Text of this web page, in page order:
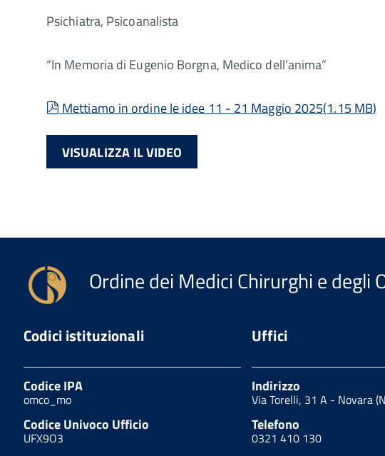
Psichiatra, Psicoanalista
“In Memoria di Eugenio Borgna, Medico dell’anima”
pdf
Mettiamo in ordine le idee 11 - 21 Maggio 2025(1.15 MB)
VISUALIZZA IL VIDEO
Ordine dei Medici Chirurghi e
Codici istituzionali
Codice IPA
omco_mo
Codice Univoco Ufficio
UFX9O3
Uffici
Indirizzo
Via Torelli, 31 A - Novara
Telefono
0321 410 130